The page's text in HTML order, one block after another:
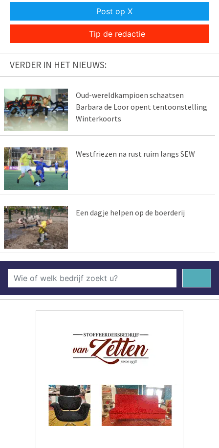
Post op X
Tip de redactie
VERDER IN HET NIEUWS:
Oud-wereldkampioen schaatsen
Barbara de Loor opent tentoonstelling
Winterkoorts
Westfriezen na rust ruim langs SEW
Een dagje helpen op de boerderij